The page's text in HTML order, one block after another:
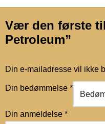
Vær den første
Petroleum”
Din e-mailadresse vil ikke
Din bedømmelse *
Din anmeldelse *